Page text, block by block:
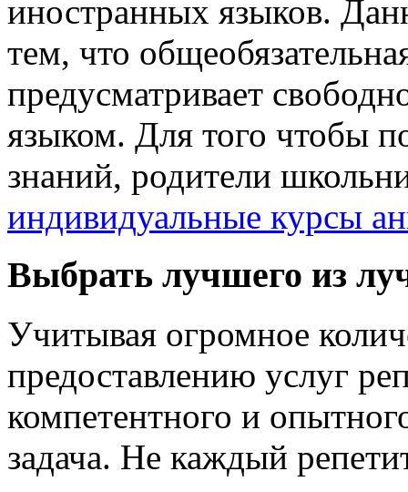
иностранных языков.
тем, что
предусматривает
языком. Для того чтобы
знаний, родители
индивидуальные курсы
Выбрать лучшего из
Учитывая огромное
предоставлению услуг
компетентного и
задача. Не каждый